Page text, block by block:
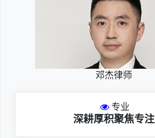
邓杰律师
专业
深耕厚积聚焦专注